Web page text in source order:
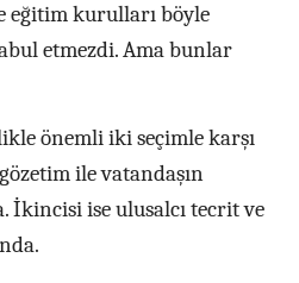
eğitim kurulları böyle
etmezdi. Ama bunlar
önemli iki seçimle karşı
ile vatandaşın
İkincisi ise ulusalcı tecrit ve